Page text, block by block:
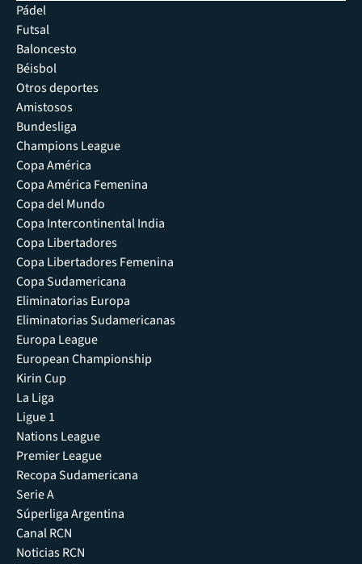
Pádel
Futsal
Baloncesto
Béisbol
Otros deportes
Amistosos
Bundesliga
Champions League
Copa América
Copa América Femenina
Copa del Mundo
Copa Intercontinental India
Copa Libertadores
Copa Libertadores Femenina
Copa Sudamericana
Eliminatorias Europa
Eliminatorias Sudamericanas
Europa League
European Championship
Kirin Cup
La Liga
Ligue 1
Nations League
Premier League
Recopa Sudamericana
Serie A
Súperliga Argentina
Canal RCN
Noticias RCN